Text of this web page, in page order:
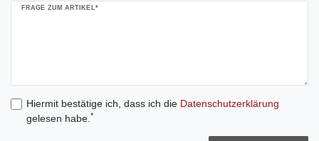
FRAGE ZUM ARTIKEL*
Hiermit bestätige ich, dass ich die Daten­schutz­erklärung
gelesen habe. *